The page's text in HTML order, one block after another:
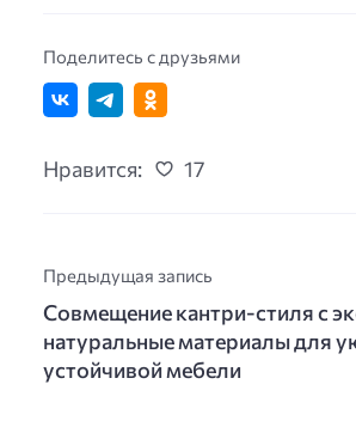
Поделитесь с друзьями
Нравится: 17
Предыдущая запись
Совмещение кантри-стиля с
натуральные материалы для
устойчивой мебели